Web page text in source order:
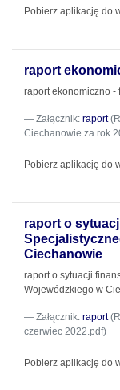
Pobierz aplikację do
raport
raport ekonomiczno -
Załącznik: raport
Ciechanowie za rok
Pobierz aplikację do
raport o
Ciechanowie
raport o sytuacji
Wojewódzkiego w
Załącznik: raport
czerwiec 2022.pdf)
Pobierz aplikację do